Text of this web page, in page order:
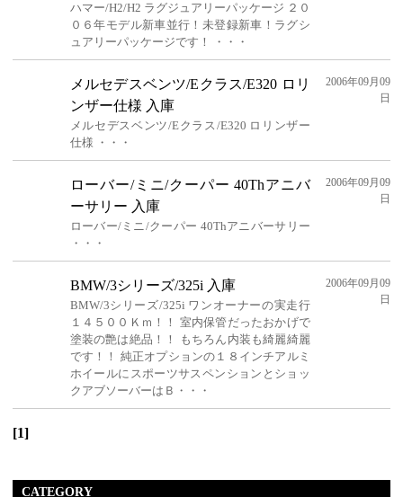
ハマー/H2/H2 ラグジュアリーパッケージ ２０
０６年モデル新車並行！未登録新車！ラグシ
ュアリーパッケージです！ ・・・
メルセデスベンツ/Eクラス/E320 ロリ
ンザー仕様 入庫
メルセデスベンツ/Eクラス/E320 ロリンザー
仕様 ・・・
2006年09月09
日
ローバー/ミニ/クーパー 40Thアニバ
ーサリー 入庫
ローバー/ミニ/クーパー 40Thアニバーサリー
・・・
2006年09月09
日
BMW/3シリーズ/325i 入庫
BMW/3シリーズ/325i ワンオーナーの実走行
１４５００Ｋｍ！！ 室内保管だったおかげで
塗装の艶は絶品！！ もちろん内装も綺麗綺麗
です！！ 純正オプションの１８インチアルミ
ホイールにスポーツサスペンションとショッ
クアブソーバーはＢ・・・
2006年09月09
日
[1]
CATEGORY